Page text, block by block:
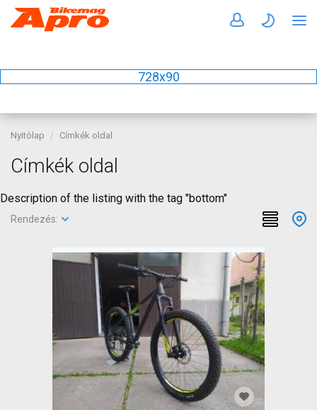
728x90
Nyitólap Címkék oldal
Címkék oldal
Description of the listing with the tag "bottom"
Rendezés: